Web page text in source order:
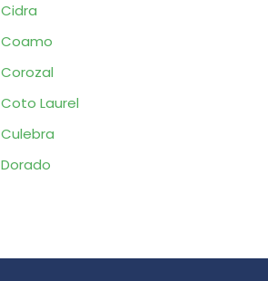
Cidra
Coamo
Corozal
Coto Laurel
Culebra
Dorado